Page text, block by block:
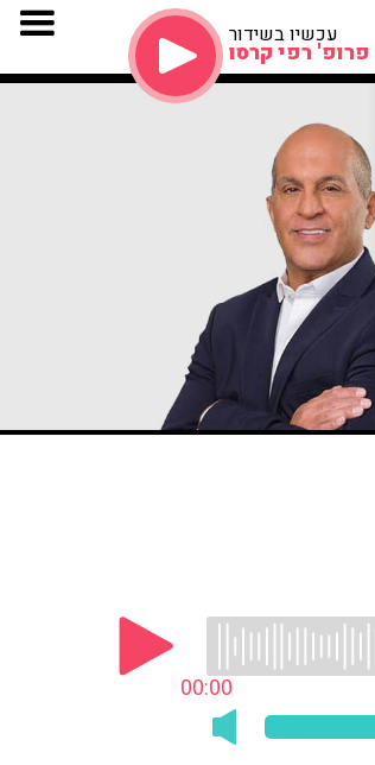
עכשיו בשידור
פרופ' רפי קרסו
00:00